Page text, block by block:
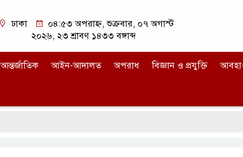
ঢাকা
০৪:৫৩ অপরাহ্ন, শুক্রবার, ০৭ অগাস্ট
২০২৬, ২৩ শ্রাবণ ১৪৩৩ বঙ্গাব্দ
আন্তর্জাতিক আইন-আদালত অপরাধ বিজ্ঞান ও প্রযুক্তি